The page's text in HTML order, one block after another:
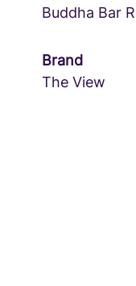
Buddha Bar
Brand
The View